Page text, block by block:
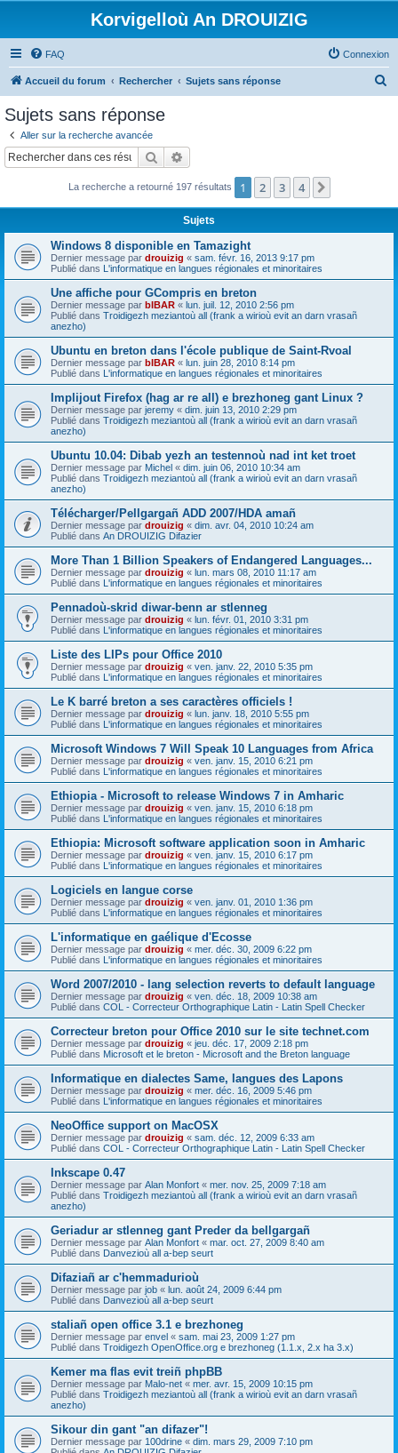
Korvigelloù An DROUIZIG
FAQ Connexion
Accueil du forum Rechercher Sujets sans réponse
c
Sujets sans réponse
Aller sur la recherche avancée
Rechercher
La recherche a retourné 197 résultats 1 2 3 4
Sujets
Windows 8 disponible en Tamazight
Dernier message par drouizig « sam. févr. 16, 2013 9:17 pm
Publié dans L'informatique en langues régionales et minoritaires
Une affiche pour GCompris en breton
Dernier message par bIBAR « lun. juil. 12, 2010 2:56 pm
Publié dans Troidigezh meziantoù all (frank a wirioù evit an darn vrasañ
anezho)
Ubuntu en breton dans l'école publique de Saint-Rvoal
Dernier message par bIBAR « lun. juin 28, 2010 8:14 pm
Publié dans L'informatique en langues régionales et minoritaires
Implijout Firefox (hag ar re all) e brezhoneg gant Linux ?
Dernier message par jeremy « dim. juin 13, 2010 2:29 pm
Publié dans Troidigezh meziantoù all (frank a wirioù evit an darn vrasañ
anezho)
Ubuntu 10.04: Dibab yezh an testennoù nad int ket troet
Dernier message par Michel « dim. juin 06, 2010 10:34 am
Publié dans Troidigezh meziantoù all (frank a wirioù evit an darn vrasañ
anezho)
Télécharger/Pellgargañ ADD 2007/HDA amañ
Dernier message par drouizig « dim. avr. 04, 2010 10:24 am
Publié dans An DROUIZIG Difazier
More Than 1 Billion Speakers of Endangered Languages...
Dernier message par drouizig « lun. mars 08, 2010 11:17 am
Publié dans L'informatique en langues régionales et minoritaires
Pennadoù-skrid diwar-benn ar stlenneg
Dernier message par drouizig « lun. févr. 01, 2010 3:31 pm
Publié dans L'informatique en langues régionales et minoritaires
Liste des LIPs pour Office 2010
Dernier message par drouizig « ven. janv. 22, 2010 5:35 pm
Publié dans L'informatique en langues régionales et minoritaires
Le K barré breton a ses caractères officiels !
Dernier message par drouizig « lun. janv. 18, 2010 5:55 pm
Publié dans L'informatique en langues régionales et minoritaires
Microsoft Windows 7 Will Speak 10 Languages from Africa
Dernier message par drouizig « ven. janv. 15, 2010 6:21 pm
Publié dans L'informatique en langues régionales et minoritaires
Ethiopia - Microsoft to release Windows 7 in Amharic
Dernier message par drouizig « ven. janv. 15, 2010 6:18 pm
Publié dans L'informatique en langues régionales et minoritaires
Ethiopia: Microsoft software application soon in Amharic
Dernier message par drouizig « ven. janv. 15, 2010 6:17 pm
Publié dans L'informatique en langues régionales et minoritaires
Logiciels en langue corse
Dernier message par drouizig « ven. janv. 01, 2010 1:36 pm
Publié dans L'informatique en langues régionales et minoritaires
L'informatique en gaélique d'Ecosse
Dernier message par drouizig « mer. déc. 30, 2009 6:22 pm
Publié dans L'informatique en langues régionales et minoritaires
Word 2007/2010 - lang selection reverts to default language
Dernier message par drouizig « ven. déc. 18, 2009 10:38 am
Publié dans COL - Correcteur Orthographique Latin - Latin Spell Checker
Correcteur breton pour Office 2010 sur le site technet.com
Dernier message par drouizig « jeu. déc. 17, 2009 2:18 pm
Publié dans Microsoft et le breton - Microsoft and the Breton language
Informatique en dialectes Same, langues des Lapons
Dernier message par drouizig « mer. déc. 16, 2009 5:46 pm
Publié dans L'informatique en langues régionales et minoritaires
NeoOffice support on MacOSX
Dernier message par drouizig « sam. déc. 12, 2009 6:33 am
Publié dans COL - Correcteur Orthographique Latin - Latin Spell Checker
Inkscape 0.47
Dernier message par Alan Monfort « mer. nov. 25, 2009 7:18 am
Publié dans Troidigezh meziantoù all (frank a wirioù evit an darn vrasañ
anezho)
Geriadur ar stlenneg gant Preder da bellgargañ
Dernier message par Alan Monfort « mar. oct. 27, 2009 8:40 am
Publié dans Danvezioù all a-bep seurt
Difaziañ ar c'hemmadurioù
Dernier message par job « lun. août 24, 2009 6:44 pm
Publié dans Danvezioù all a-bep seurt
staliañ open office 3.1 e brezhoneg
Dernier message par envel « sam. mai 23, 2009 1:27 pm
Publié dans Troidigezh OpenOffice.org e brezhoneg (1.1.x, 2.x ha 3.x)
Kemer ma flas evit treiñ phpBB
Dernier message par Malo-net « mer. avr. 15, 2009 10:15 pm
Publié dans Troidigezh meziantoù all (frank a wirioù evit an darn vrasañ
anezho)
Sikour din gant "an difazer"!
Dernier message par 100drine « dim. mars 29, 2009 7:10 pm